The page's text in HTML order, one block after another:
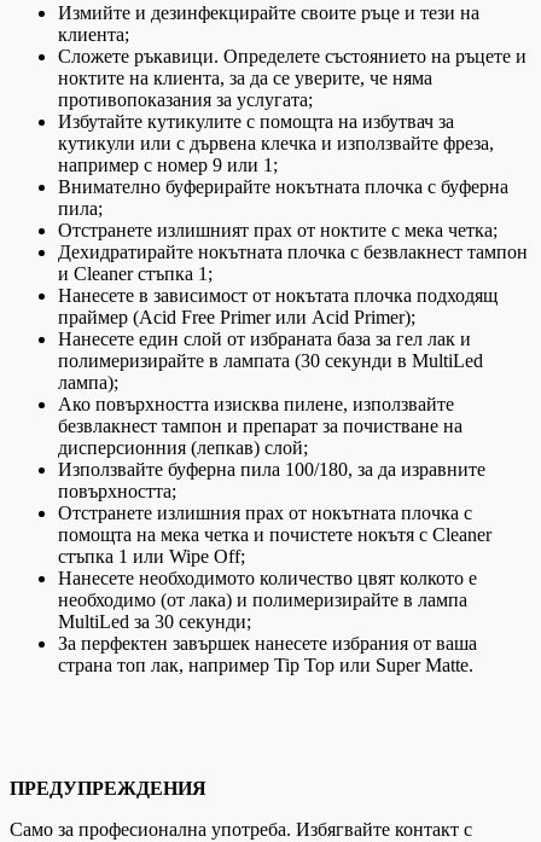
Измийте и дезинфекцирайте своите ръце и тези на
клиента;
Сложете ръкавици. Определете състоянието на ръцете и
ноктите на клиента, за да се уверите, че няма
противопоказания за услугата;
Избутайте кутикулите с помощта на избутвач за
кутикули или с дървена клечка и използвайте фреза,
например с номер 9 или 1;
Внимателно буферирайте нокътната плочка с буферна
пила;
Отстранете излишният прах от ноктите с мека четка;
Дехидратирайте нокътната плочка с безвлакнест тампон
и Cleaner стъпка 1;
Нанесете в зависимост от нокътата плочка подходящ
праймер (Acid Free Primer или Acid Primer);
Нанесете един слой от избраната база за гел лак и
полимеризирайте в лампата (30 секунди в MultiLed
лампа);
Ако повърхността изисква пилене, използвайте
безвлакнест тампон и препарат за почистване на
дисперсионния (лепкав) слой;
Използвайте буферна пила 100/180, за да изравните
повърхността;
Отстранете излишния прах от нокътната плочка с
помощта на мека четка и почистете нокътя с Cleaner
стъпка 1 или Wipe Off;
Нанесете необходимото количество цвят колкото е
необходимо (от лака) и полимеризирайте в лампа
MultiLed за 30 секунди;
За перфектен завършек нанесете избрания от ваша
страна топ лак, например Tip Top или Super Matte.
ПРЕДУПРЕЖДЕНИЯ
Само за професионална употреба. Избягвайте контакт с